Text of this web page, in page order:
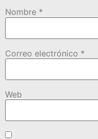
Nombre *
Correo electrónico *
Web